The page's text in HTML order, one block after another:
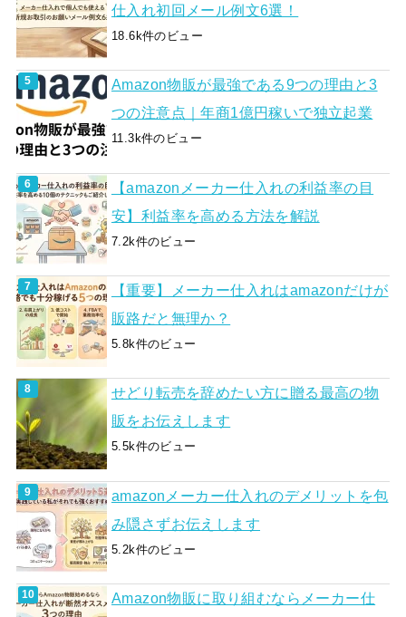
仕入れ初回メール例文6選！
18.6k件のビュー
Amazon物販が最強である9つの理由と3
つの注意点｜年商1億円稼いで独立起業
11.3k件のビュー
【amazonメーカー仕入れの利益率の目
安】利益率を高める方法を解説
7.2k件のビュー
【重要】メーカー仕入れはamazonだけが
販路だと無理か？
5.8k件のビュー
せどり転売を辞めたい方に贈る最高の物
販をお伝えします
5.5k件のビュー
amazonメーカー仕入れのデメリットを包
み隠さずお伝えします
5.2k件のビュー
Amazon物販に取り組むならメーカー仕